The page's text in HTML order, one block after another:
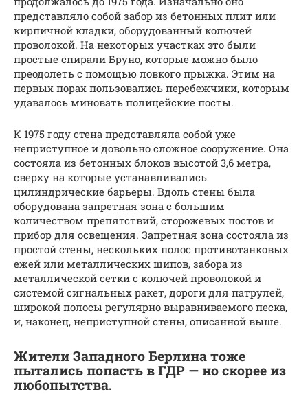
представляло собой забор из бетонных плит или
кирпичной кладки, оборудованный колючей
проволокой. На некоторых участках это были
простые спирали Бруно, которые можно было
преодолеть с помощью ловкого прыжка. Этим на
первых порах пользовались перебежчики, которым
удавалось миновать полицейские посты.
К 1975 году стена представляла собой уже
неприступное и довольно сложное сооружение. Она
состояла из бетонных блоков высотой 3,6 метра,
сверху на которые устанавливались
цилиндрические барьеры. Вдоль стены была
оборудована запретная зона с большим
количеством препятствий, сторожевых постов и
прибор для освещения. Запретная зона состояла из
простой стены, нескольких полос противотанковых
ежей или металлических шипов, забора из
металлической сетки с колючей проволокой и
системой сигнальных ракет, дороги для патрулей,
широкой полосы регулярно выравниваемого песка,
и, наконец, неприступной стены, описанной выше.
Жители Западного Берлина тоже
пытались попасть в ГДР — но скорее из
любопытства.